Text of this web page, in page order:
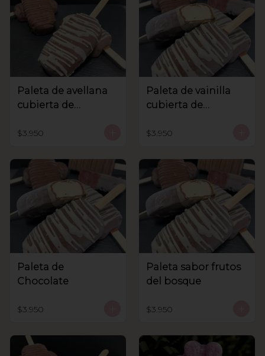
Paleta de avellana
cubierta de
$3.950
Paleta de vainilla
cubierta de
$3.950
Paleta de
Chocolate
$3.950
Paleta sabor frutos
del bosque
$3.950